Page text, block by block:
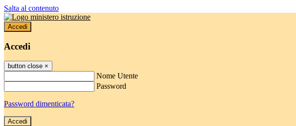
Salta al contenuto
Accedi
Accedi
button close ×
Nome Utente
Password
Password dimenticata?